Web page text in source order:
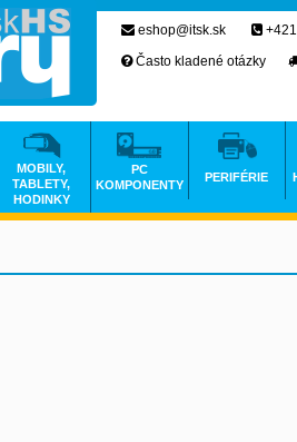
eshop@itsk.sk
Často kladené otázky
MOBILY,
TABLETY,
HODINKY
PC
KOMPONENTY
PERIFÉRIE